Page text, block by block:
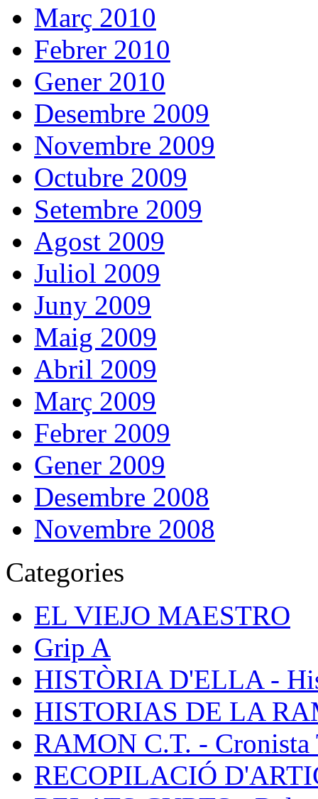
Març 2010
Febrer 2010
Gener 2010
Desembre 2009
Novembre 2009
Octubre 2009
Setembre 2009
Agost 2009
Juliol 2009
Juny 2009
Maig 2009
Abril 2009
Març 2009
Febrer 2009
Gener 2009
Desembre 2008
Novembre 2008
Categories
EL VIEJO MAESTRO
Grip A
HISTÒRIA D'ELLA -
HISTORIAS DE LA
RAMON C.T. - Cronista
RECOPILACIÓ